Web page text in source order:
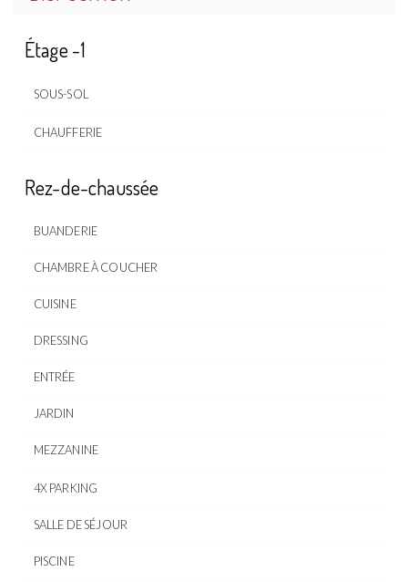
Étage -1
SOUS-SOL
CHAUFFERIE
Rez-de-chaussée
BUANDERIE
CHAMBRE À COUCHER
CUISINE
DRESSING
ENTRÉE
JARDIN
MEZZANINE
4X PARKING
SALLE DE SÉJOUR
PISCINE